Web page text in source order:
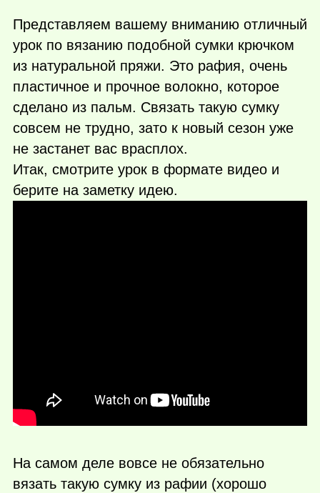
Представляем вашему вниманию отличный
урок по вязанию подобной сумки крючком
из натуральной пряжи. Это рафия, очень
пластичное и прочное волокно, которое
сделано из пальм. Связать такую сумку
совсем не трудно, зато к новый сезон уже
не застанет вас врасплох.
Итак, смотрите урок в формате видео и
берите на заметку идею.
На самом деле вовсе не обязательно
вязать такую сумку из рафии (хорошо